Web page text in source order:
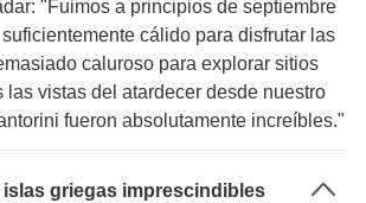
"Fuimos a principios de septiembre
cálido para disfrutar las
caluroso para explorar sitios
las vistas del atardecer desde nuestro
fueron absolutamente increíbles."
griegas imprescindibles